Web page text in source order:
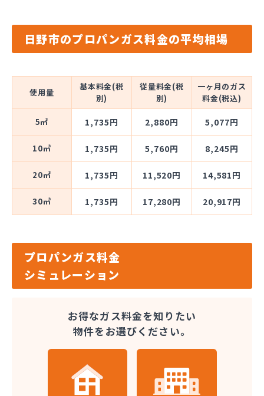
日野市のプロパンガス料金の平均相場
使用量
基本料金(税
別)
従量料金(税
別)
一ヶ月のガス
料金(税込)
5㎥ 1,735円 2,880円 5,077円
10㎥ 1,735円 5,760円 8,245円
20㎥ 1,735円 11,520円 14,581円
30㎥ 1,735円 17,280円 20,917円
プロパンガス料金
シミュレーション
お得なガス料金を知りたい
物件をお選びください。